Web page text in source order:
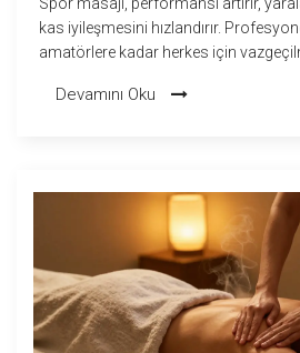
Spor masajı, performansı artırır,
kas iyileşmesini hızlandırır.
amatörlere kadar herkes için
Devamını Oku